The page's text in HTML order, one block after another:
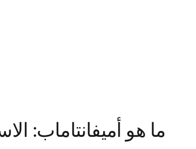
ما هو أميفانتاماب: